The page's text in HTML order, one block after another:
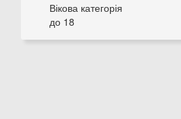
Вікова категорія
до 18